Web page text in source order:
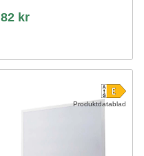
82 kr
Produktdatablad